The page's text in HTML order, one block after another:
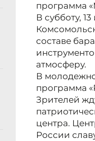
программа
В субботу,
составе
атмосферу.
В
программа
Зрителей
центра.
России